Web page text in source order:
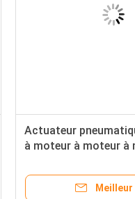
Actuateur
à moteur à moteur à
Meilleur